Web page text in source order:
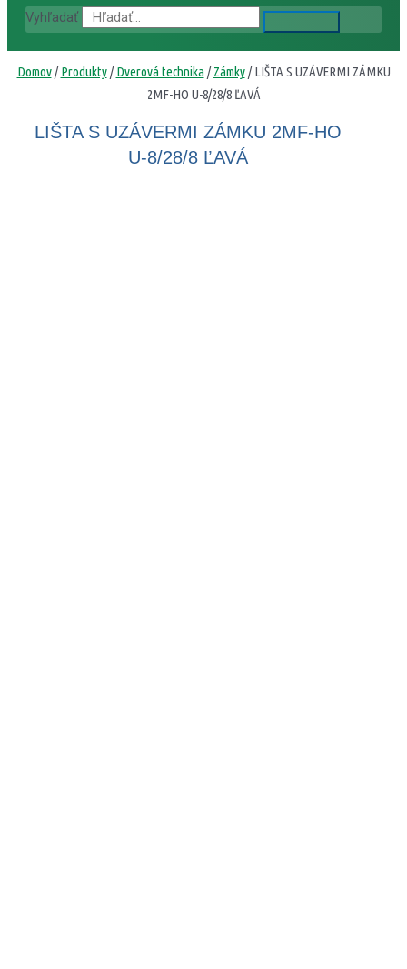
Vyhľadať
Domov/Produkty/Dverová technika /Zámky/ LIŠTA S UZÁVERMI ZÁMKU
2MF-HO U-8/28/8 ĽAVÁ
LIŠTA S UZÁVERMI ZÁMKU 2MF-HO
U-8/28/8 ĽAVÁ